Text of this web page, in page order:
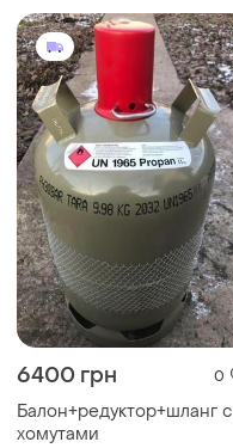
6400 грн 0
Балон+редуктор+шланг с
хомутами